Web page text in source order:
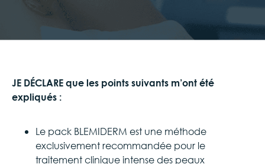
JE DÉCLARE que les points suivants m’ont été
expliqués :
Le pack BLEMIDERM est une méthode
exclusivement recommandée pour le
traitement clinique intense des peaux